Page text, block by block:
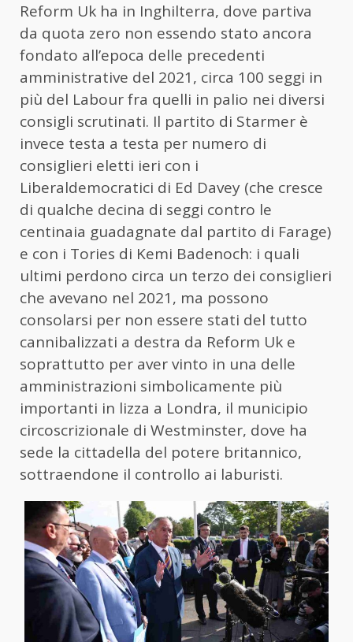
Reform Uk ha in Inghilterra, dove partiva
da quota zero non essendo stato ancora
fondato all’epoca delle precedenti
amministrative del 2021, circa 100 seggi in
più del Labour fra quelli in palio nei diversi
consigli scrutinati. Il partito di Starmer è
invece testa a testa per numero di
consiglieri eletti ieri con i
Liberaldemocratici di Ed Davey (che cresce
di qualche decina di seggi contro le
centinaia guadagnate dal partito di Farage)
e con i Tories di Kemi Badenoch: i quali
ultimi perdono circa un terzo dei consiglieri
che avevano nel 2021, ma possono
consolarsi per non essere stati del tutto
cannibalizzati a destra da Reform Uk e
soprattutto per aver vinto in una delle
amministrazioni simbolicamente più
importanti in lizza a Londra, il municipio
circoscrizionale di Westminster, dove ha
sede la cittadella del potere britannico,
sottraendone il controllo ai laburisti.